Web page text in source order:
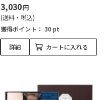
3,030円
(送料・税込)
獲得ポイント： 30 pt
詳細 カートに入れる